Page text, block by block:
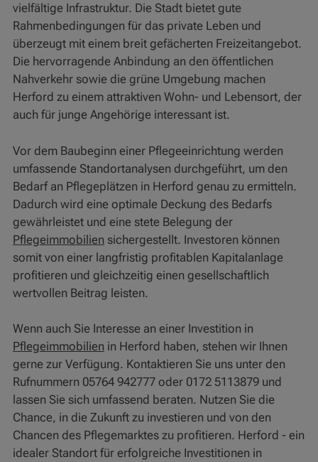
vielfältige Infrastruktur. Die Stadt bietet gute
Rahmenbedingungen für das private Leben und
überzeugt mit einem breit gefächerten Freizeitangebot.
Die hervorragende Anbindung an den öffentlichen
Nahverkehr sowie die grüne Umgebung machen
Herford zu einem attraktiven Wohn- und Lebensort, der
auch für junge Angehörige interessant ist.
Vor dem Baubeginn einer Pflegeeinrichtung werden
umfassende Standortanalysen durchgeführt, um den
Bedarf an Pflegeplätzen in Herford genau zu ermitteln.
Dadurch wird eine optimale Deckung des Bedarfs
gewährleistet und eine stete Belegung der
Pflegeimmobilien sichergestellt. Investoren können
somit von einer langfristig profitablen Kapitalanlage
profitieren und gleichzeitig einen gesellschaftlich
wertvollen Beitrag leisten.
Wenn auch Sie Interesse an einer Investition in
Pflegeimmobilien in Herford haben, stehen wir Ihnen
gerne zur Verfügung. Kontaktieren Sie uns unter den
Rufnummern 05764 942777 oder 0172 5113879 und
lassen Sie sich umfassend beraten. Nutzen Sie die
Chance, in die Zukunft zu investieren und von den
Chancen des Pflegemarktes zu profitieren. Herford - ein
idealer Standort für erfolgreiche Investitionen in